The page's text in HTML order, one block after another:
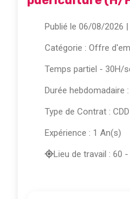
Publié le 06/08/2026
Catégorie : Offre
Temps partiel - 30H/
Durée hebdomadaire
Type de Contrat : CDD
Expérience : 1 An(s)
Lieu de travail : 60 -